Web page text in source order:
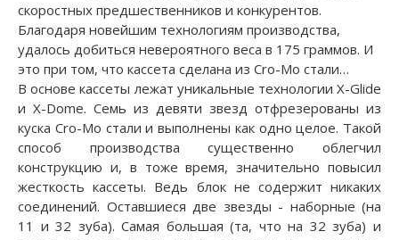
скоростных предшественников и конкурентов.
Благодаря новейшим технологиям производства,
удалось добиться невероятного веса в 175 граммов. И
это при том, что кассета сделана из Cro-Mo стали…
В основе кассеты лежат уникальные технологии X-Glide
и X-Dome. Семь из девяти звезд отфрезерованы из
куска Cro-Mo стали и выполнены как одно целое. Такой
способ производства существенно облегчил
конструкцию и, в тоже время, значительно повысил
жесткость кассеты. Ведь блок не содержит никаких
соединений. Оставшиеся две звезды - наборные (на
11 и 32 зуба). Самая большая (та, что на 32 зуба) и